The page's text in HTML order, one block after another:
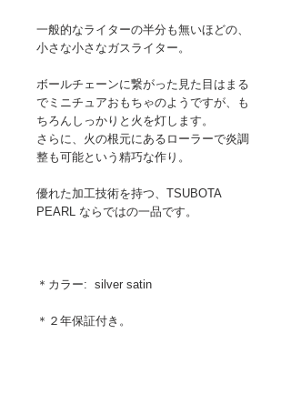
一般的なライターの半分も無いほどの、
小さな小さなガスライター。
ボールチェーンに繋がった見た目はまる
でミニチュアおもちゃのようですが、も
ちろんしっかりと火を灯します。
さらに、火の根元にあるローラーで炎調
整も可能という精巧な作り。
優れた加工技術を持つ、TSUBOTA
PEARL ならではの一品です。
＊カラー: silver satin
＊２年保証付き。